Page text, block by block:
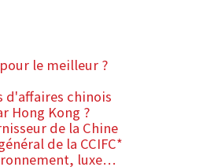
le meilleur ?
d'affaires chinois
Hong Kong ?
de la Chine
de la CCIFC*
luxe…